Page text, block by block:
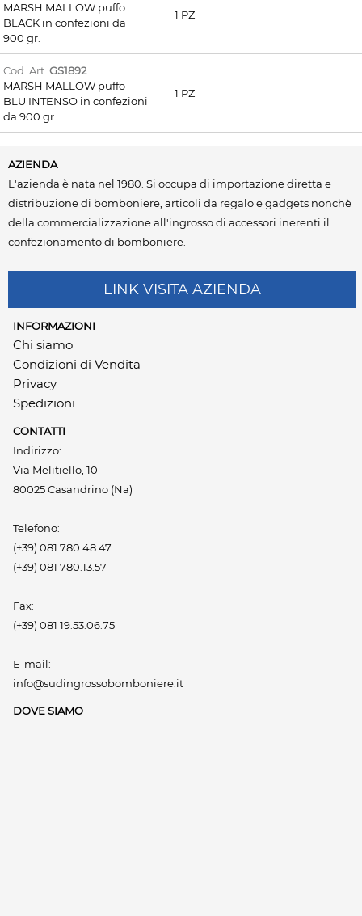
MARSH MALLOW puffo
BLACK in confezioni da
900 gr.
1 PZ
Cod. Art. GS1892
MARSH MALLOW puffo
BLU INTENSO in confezioni
da 900 gr.
1 PZ
AZIENDA
L'azienda è nata nel 1980. Si occupa di importazione diretta e
distribuzione di bomboniere, articoli da regalo e gadgets nonchè
della commercializzazione all'ingrosso di accessori inerenti il
confezionamento di bomboniere.
LINK VISITA AZIENDA
INFORMAZIONI
Chi siamo
Condizioni di Vendita
Privacy
Spedizioni
CONTATTI
Indirizzo:
Via Melitiello, 10
80025 Casandrino (Na)
Telefono:
(+39) 081 780.48.47
(+39) 081 780.13.57
Fax:
(+39) 081 19.53.06.75
E-mail:
info@sudingrossobomboniere.it
DOVE SIAMO